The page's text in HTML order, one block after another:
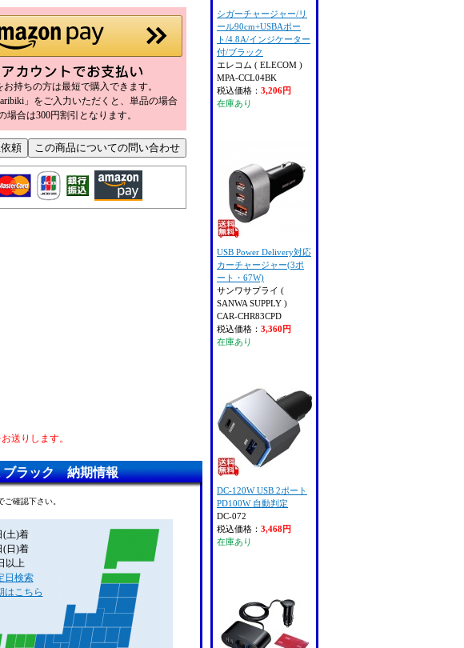
持ちの方は最短で購入できます。
」をご入力いただくと、単品の場合
場合は300円割引となります。
送りします。
ブラック 納期情報
確認下さい。
(土)着
(日)着
以上
日検索
はこちら
シガーチャージャー/リ
ール90cm+USBAポー
ト/4.8A/インジケーター
付/ブラック
エレコム ( ELECOM )
MPA-CCL04BK
税込価格： 3,206円
在庫あり
USB Power Delivery対応
カーチャージャー(3ポ
ート・67W)
サンワサプライ (
SANWA SUPPLY )
CAR-CHR83CPD
税込価格： 3,360円
在庫あり
DC-120W USB 2ポート
PD100W 自動判定
DC-072
税込価格： 3,468円
在庫あり